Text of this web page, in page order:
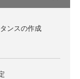
ンスの作成